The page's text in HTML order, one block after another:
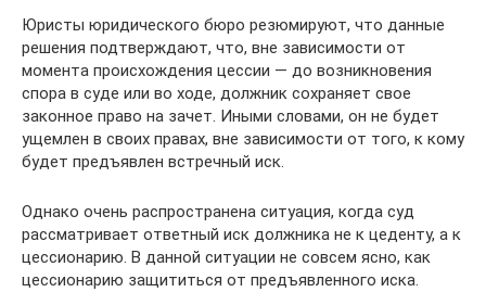
Юристы юридического бюро резюмируют, что данные
решения подтверждают, что, вне зависимости от
момента происхождения цессии — до возникновения
спора в суде или во ходе, должник сохраняет свое
законное право на зачет. Иными словами, он не будет
ущемлен в своих правах, вне зависимости от того, к кому
будет предъявлен встречный иск.
Однако очень распространена ситуация, когда суд
рассматривает ответный иск должника не к цеденту, а к
цессионарию. В данной ситуации не совсем ясно, как
цессионарию защититься от предъявленного иска.